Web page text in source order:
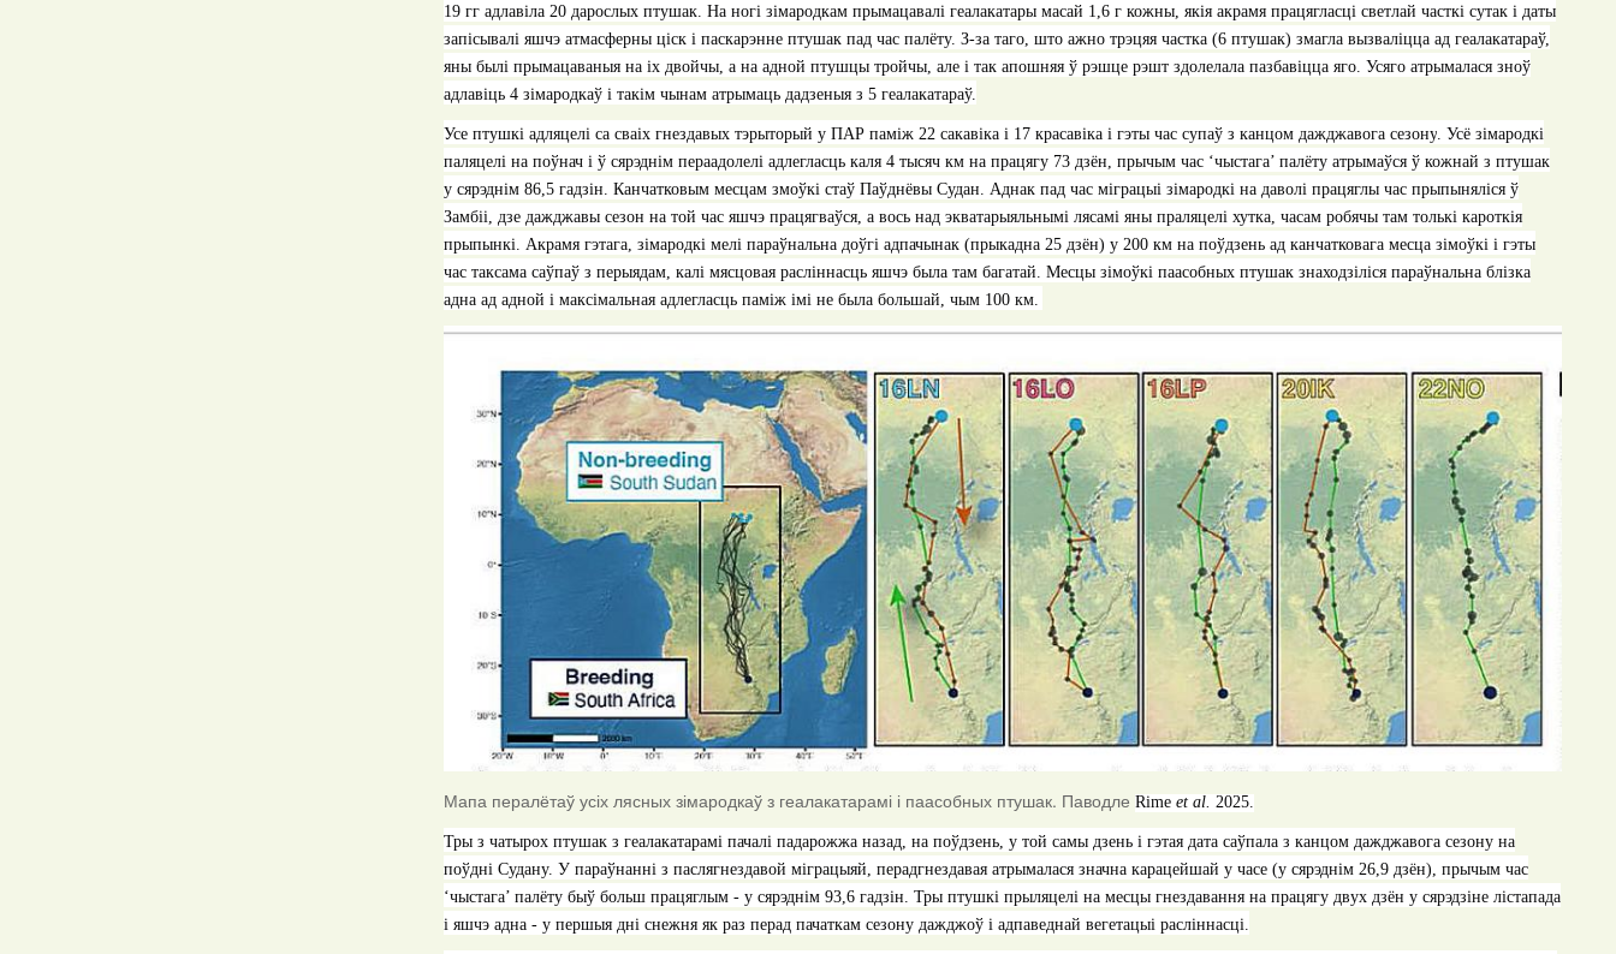
19 гг адлавіла 20 дарослых птушак. На ногі зімародкам прымацавалі геалакатары масай 1,6 г кожны, якія акрамя працягласці светлай часткі сутак і даты
запісывалі яшчэ атмасферны ціск і паскарэнне птушак пад час палёту. З-за таго, што ажно трэцяя частка (6 птушак) змагла вызваліцца ад геалакатараў,
яны былі прымацаваныя на іх двойчы, а на адной птушцы тройчы, але і так апошняя ў рэшце рэшт здолелала пазбавіцца яго. Усяго атрымалася зноў
адлавіць 4 зімародкаў і такім чынам атрымаць дадзеныя з 5 геалакатараў.
Усе птушкі адляцелі са сваіх гнездавых тэрыторый у ПАР паміж 22 сакавіка і 17 красавіка і гэты час супаў з канцом дажджавога сезону .Усё зімародкі
паляцелі на поўнач і ў сярэднім пераадолелі адлегласць каля 4 тысяч км на працягу 73 дзён, прычым час ‘чыстага’ палёту атрымаўся ў кожнай з птушак
у сярэднім86,5гадзін .Канчатковым месцам змоўкі стаў Паўднёвы Судан. Аднак пад час міграцыі зімародкі на даволі працяглы час прыпыняліся ў
Замбіі, дзе дажджавы сезон на той час яшчэ працягваўся, а вось над экватарыяльнымі лясамі яны праляцелі хутка, часам робячы там толькі кароткія
прыпынкі. Акрамя гэтага, зімародкі мелі параўнальна доўгі адпачынак (прыкадна 25 дзён) у 200 км на поўдзень ад канчатковага месца зімоўкі і гэты
час таксама саўпаў з перыядам, калі мясцовая расліннасць яшчэ была там багатай. Месцы зімоўкі паасобных птушак знаходзіліся параўнальна блізка
адна ад адной і максімальная адлегласць паміж імі не была большай, чым 100 км.
Мапа пералётаў усіх лясных зімародкаў з геалакатарамі і паасобных птушак. ПаводлеRimeet al. 2025.
Тры з чатырох птушак з геалакатарамі пачалі падарожжа назад, на поўдзень, у той самы дзень і гэтая дата саўпала з канцом дажджавога сезону на
поўдні Судану. У параўнанні з паслягнездавой міграцыяй, перадгнездавая атрымалася значна карацейшай у часе (у сярэднім 26,9дзён), прычым час
‘чыстага’ палёту быў больш працяглым - у сярэднім 93,6гадзін.Тры птушкі прыляцелі на месцы гнездавання на працягу двух дзён у сярэдзіне лістапада
і яшчэ адна - у першыя дні снежня як раз перад пачаткам сезону дажджоў і адпаведнай вегетацыі расліннасці.